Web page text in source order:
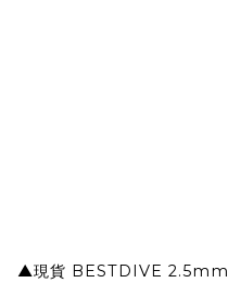
▲現貨 BESTDIVE 2.5mm